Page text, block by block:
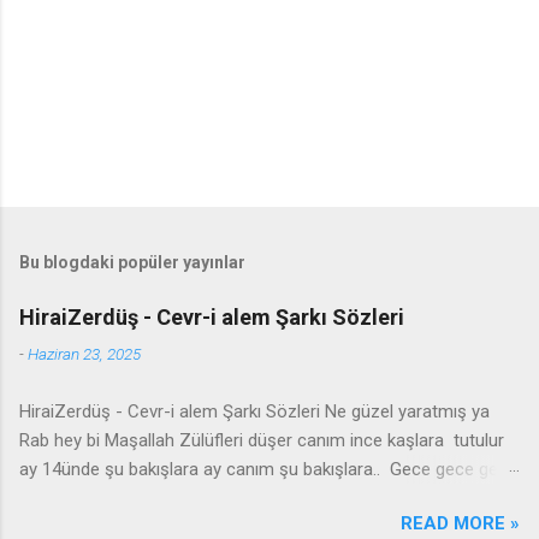
Bu blogdaki popüler yayınlar
HiraiZerdüş - Cevr-i alem Şarkı Sözleri
-Haziran 23, 2025
HiraiZerdüş - Cevr-i alem Şarkı Sözleri Ne güzel yaratmış ya
Rab hey bi Maşallah Zülüfleri düşer canım ince kaşlara tutulur
ay 14ünde şu bakışlara ay canım şu bakışlara.. Gece gece gel
Anlamazlar bu sevdayı burdan gidelim sultanım Burdan gidelim
READ MORE »